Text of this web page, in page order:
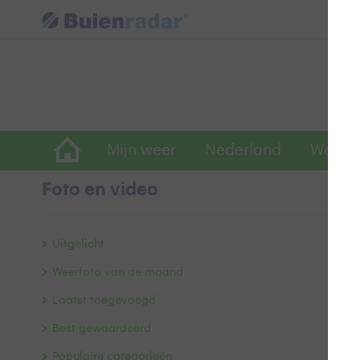
Mijn weer Nederland
Foto en video
Uitgelicht
Weerfoto van de maand
Laatst toegevoegd
Best gewaardeerd
Populaire categorieën